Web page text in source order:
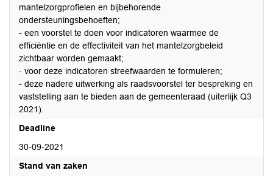
mantelzorgprofielen en bijbehorende
ondersteuningsbehoeften;
- een voorstel te doen voor indicatoren waarmee de
efficiëntie en de effectiviteit van het mantelzorgbeleid
zichtbaar worden gemaakt;
- voor deze indicatoren streefwaarden te formuleren;
- deze nadere uitwerking als raadsvoorstel ter bespreking en
vaststelling aan te bieden aan de gemeenteraad (uiterlijk Q3
2021).
Deadline
30-09-2021
Stand van zaken